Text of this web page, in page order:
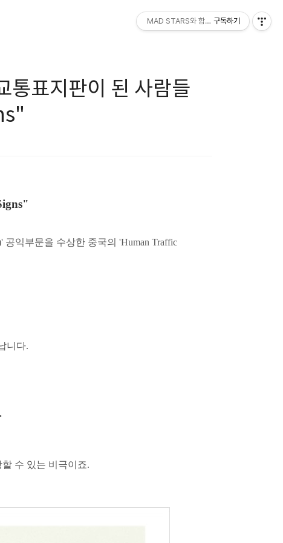
통표지판이 된 사람들
공익부문을 수상한 중국의 'Human Traffic
니다.
수 있는 비극이죠.
MAD STARS와 함께하세요!
구독하기